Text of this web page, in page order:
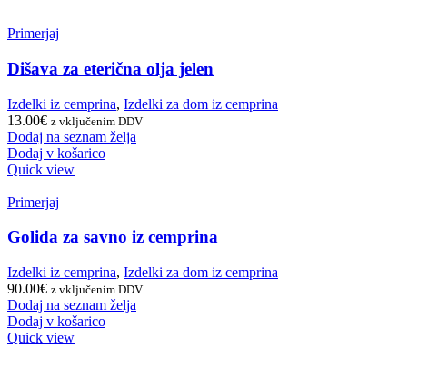
Primerjaj
Dišava za eterična olja jelen
Izdelki iz cemprina, Izdelki za dom iz cemprina
13.00€ z vključenim DDV
Dodaj na seznam želja
Dodaj v košarico
Quick view
Primerjaj
Golida za savno iz cemprina
Izdelki iz cemprina, Izdelki za dom iz cemprina
90.00€ z vključenim DDV
Dodaj na seznam želja
Dodaj v košarico
Quick view